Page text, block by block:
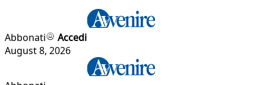
Abbonati
Accedi
August 8, 2026